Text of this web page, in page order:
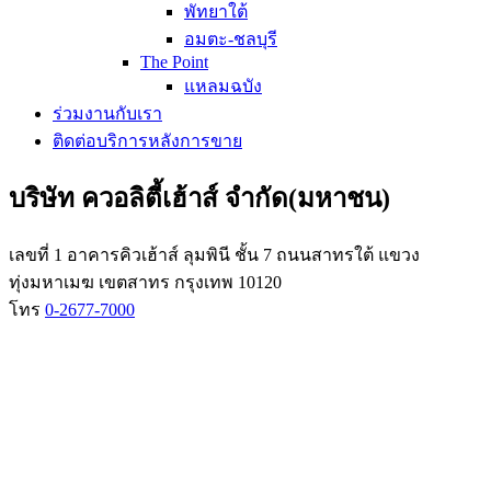
พัทยาใต้
อมตะ-ชลบุรี
The Point
แหลมฉบัง
ร่วมงานกับเรา
ติดต่อบริการหลังการขาย
บริษัท ควอลิตี้เฮ้าส์ จำกัด(มหาชน)
เลขที่ 1 อาคารคิวเฮ้าส์ ลุมพินี ชั้น 7 ถนนสาทรใต้ แขวง
ทุ่งมหาเมฆ เขตสาทร กรุงเทพ 10120
โทร 0-2677-7000